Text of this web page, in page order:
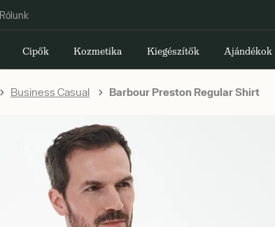
Rólunk
Cipők Kozmetika Kiegészítők Ajándékok
Business Casual Barbour Preston Regular Shirt